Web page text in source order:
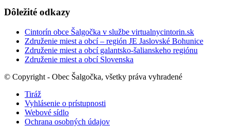
Dôležité odkazy
Cintorín obce Šalgočka v službe virtualnycintorin.sk
Združenie miest a obcí – región JE Jaslovské Bohunice
Združenie miest a obcí galantsko-šalianskeho regiónu
Združenie miest a obcí Slovenska
© Copyright - Obec Šalgočka, všetky práva vyhradené
Tiráž
Vyhlásenie o prístupnosti
Webové sídlo
Ochrana osobných údajov